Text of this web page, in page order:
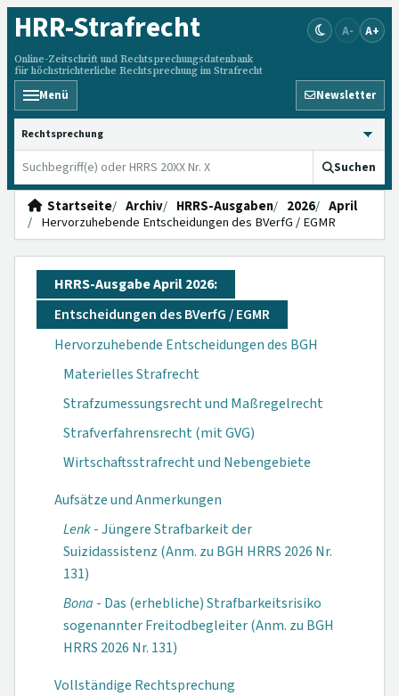
HRR-Strafrecht
Online-Zeitschrift und Rechtsprechungsdatenbank
für höchstrichterliche Rechtsprechung im Strafrecht
A- A+
Menü Newsletter
HRRS durchsuchen
Suchen
Startseite Archiv HRRS-Ausgaben 2026
April
Hervorzuhebende Entscheidungen des BVerfG / EGMR
HRRS-Ausgabe April 2026:
Entscheidungen des BVerfG / EGMR
Hervorzuhebende Entscheidungen des BGH
Materielles Strafrecht
Strafzumessungsrecht und Maßregelrecht
Strafverfahrensrecht (mit GVG)
Wirtschaftsstrafrecht und Nebengebiete
Aufsätze und Anmerkungen
Lenk- Jüngere Strafbarkeit der
Suizidassistenz (Anm. zu BGH HRRS 2026 Nr.
131)
Bona - Das (erhebliche) Strafbarkeitsrisiko
sogenannter Freitodbegleiter (Anm. zu BGH
HRRS 2026 Nr. 131)
Vollständige Rechtsprechung